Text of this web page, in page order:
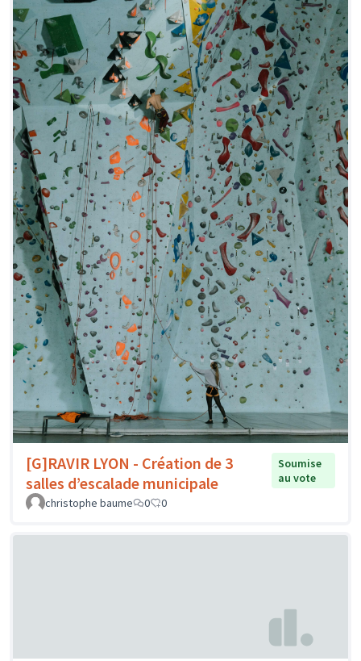
[G]RAVIR LYON - Création de 3
salles d’escalade municipale
Soumise
au vote
christophe baume
0 0